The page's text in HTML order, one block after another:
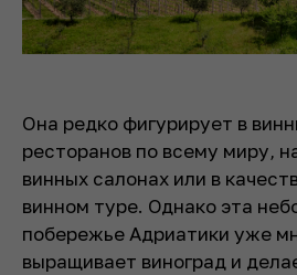
Она редко фигурирует в
ресторанов по всему миру,
винных салонах или в
винном туре. Однако эта
побережье Адриатики уже
выращивает виноград и